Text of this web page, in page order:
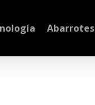
Abarrotes